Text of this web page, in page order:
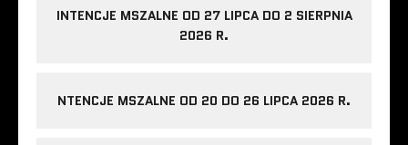
INTENCJE MSZALNE OD 27 LIPCA DO 2 SIERPNIA
2026 R.
NTENCJE MSZALNE OD 20 DO 26 LIPCA 2026 R.